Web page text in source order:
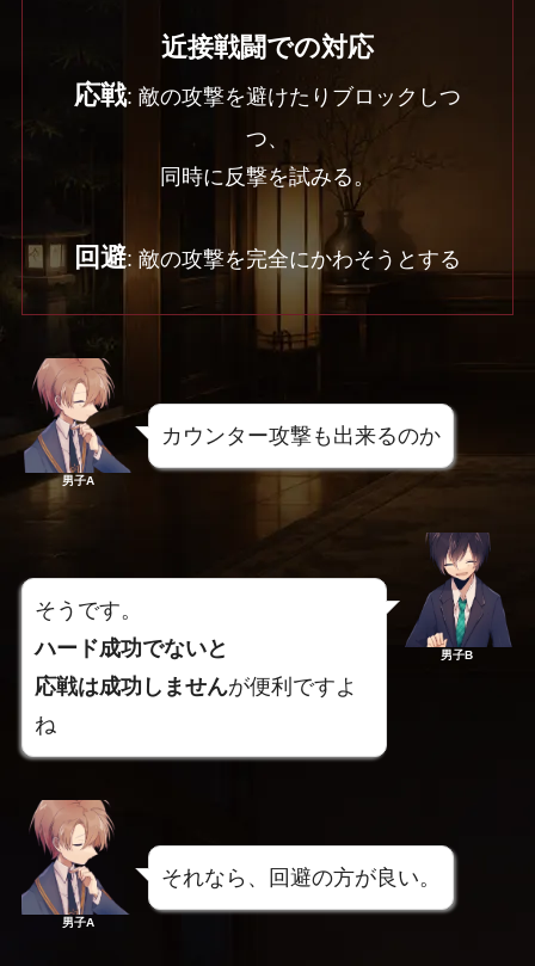
近接戦闘での対応
応戦: 敵の攻撃を避けたりブロックしつ
つ、
同時に反撃を試みる。
回避: 敵の攻撃を完全にかわそうとする
男子A
カウンター攻撃も出来るのか
そうです。
ハード成功でないと
応戦は成功しませんが便利ですよ
ね
男子B
男子A
それなら、回避の方が良い。